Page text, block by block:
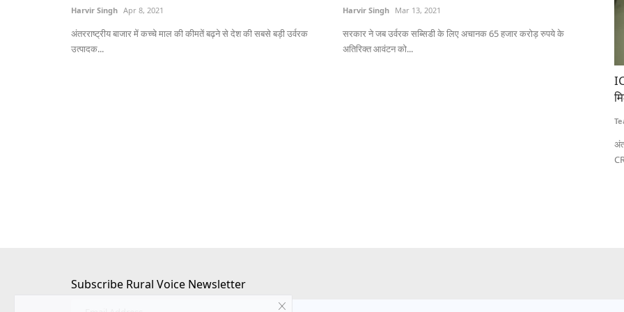
Harvir Singh Apr 8, 2021
अंतरराष्ट्रीय बाजार में कच्चे माल की कीमतें बढ़ने से देश की सबसे बड़ी उर्वरक
उत्पादक...
Harvir Singh Mar 13, 2021
सरकार ने जब उर्वरक सब्सिडी के लिए अचानक 65 हजार करोड़ रुपये के
अतिरिक्त आवंटन को...
Subscribe Rural Voice Newsletter